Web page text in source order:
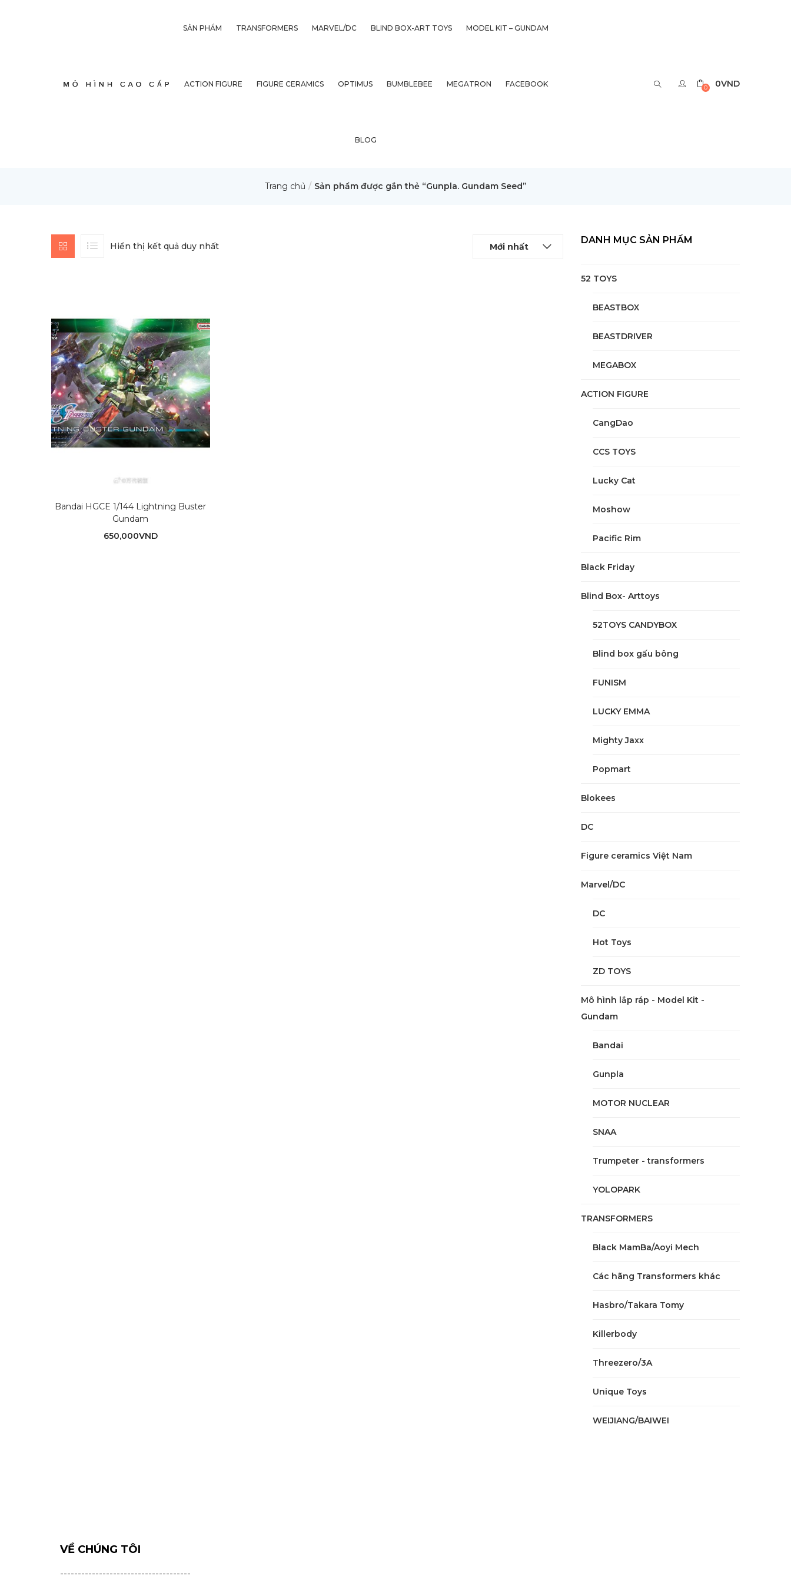
SẢN PHẨM TRANSFORMERS MARVEL/DC BLIND BOX-ART TOYS MODEL KIT – GUNDAM
ACTION FIGURE FIGURE CERAMICS OPTIMUS BUMBLEBEE MEGATRON FACEBOOK
BLOG
0 0VND
Trang chủ Sản phẩm được gắn thẻ “Gunpla. Gundam Seed”
Hiển thị kết quả duy nhất Mới nhất
Bandai HGCE 1/144 Lightning Buster
Gundam
650,000VND
DANH MỤC SẢN PHẨM
52 TOYS
BEASTBOX
BEASTDRIVER
MEGABOX
ACTION FIGURE
CangDao
CCS TOYS
Lucky Cat
Moshow
Pacific Rim
Black Friday
Blind Box- Arttoys
52TOYS CANDYBOX
Blind box gấu bông
FUNISM
LUCKY EMMA
Mighty Jaxx
Popmart
Blokees
DC
Figure ceramics Việt Nam
Marvel/DC
DC
Hot Toys
ZD TOYS
Mô hình lắp ráp - Model Kit -
Gundam
Bandai
Gunpla
MOTOR NUCLEAR
SNAA
Trumpeter - transformers
YOLOPARK
TRANSFORMERS
Black MamBa/Aoyi Mech
Các hãng Transformers khác
Hasbro/Takara Tomy
Killerbody
Threezero/3A
Unique Toys
WEIJIANG/BAIWEI
VỀ CHÚNG TÔI
-------------------------------------